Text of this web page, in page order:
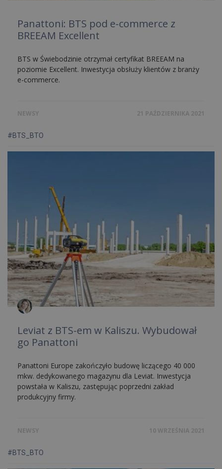
Panattoni: BTS pod e-commerce z
BREEAM Excellent
BTS w Świebodzinie otrzymał certyfikat BREEAM na
poziomie Excellent. Inwestycja obsłuży klientów z branży
e-commerce.
NEWSY 21 PAŹDZIERNIKA 2021
#BTS_BTO
Leviat z BTS-em w Kaliszu. Wybudował
go Panattoni
Panattoni Europe zakończyło budowę liczącego 40 000
mkw. dedykowanego magazynu dla Leviat. Inwestycja
powstała w Kaliszu, zastępując poprzedni zakład
produkcyjny firmy.
NEWSY 10 WRZEŚNIA 2021
#BTS_BTO